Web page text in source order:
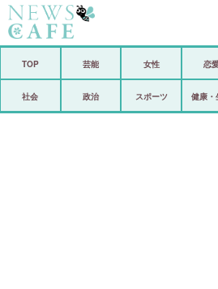
政
TOP 芸能 女性 恋
社会 政治 スポーツ 健康・